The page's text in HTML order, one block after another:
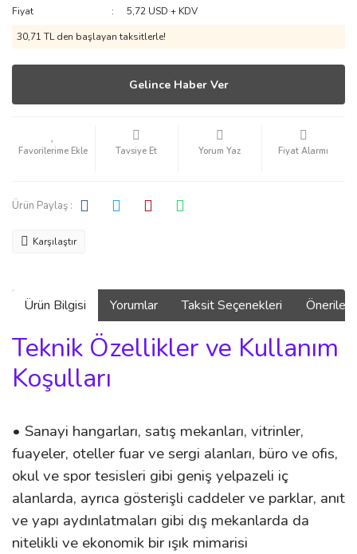
Fiyat
5,72 USD + KDV
30,71 TL den başlayan taksitlerle!
Gelince Haber Ver
Tavsiye Et Yorum Yaz Fiyat Alarmı
Ürün Paylaş :
Karşılaştır
Ürün Bilgisi Yorumlar Taksit Seçenekleri
Teknik Özellikler ve Kullanım
Koşulları
• Sanayi hangarları, satış mekanları, vitrinler,
fuayeler, oteller fuar ve sergi alanları, büro ve ofis,
okul ve spor tesisleri gibi geniş yelpazeli iç
alanlarda, ayrıca gösterişli caddeler ve parklar, anıt
ve yapı aydınlatmaları gibi dış mekanlarda da
nitelikli ve ekonomik bir ışık mimarisi